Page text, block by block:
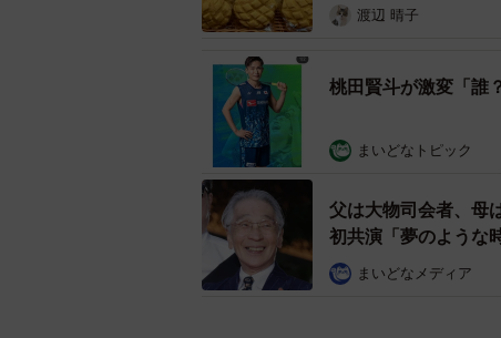
もちろん、持ち寄りに決まりはあり
くるのも自然なことです。平日は仕
けられない事情もあるのでしょう。
ただ、その日は土曜日でした。午前
せめてサンドイッチや総菜パンなど
いか、と感じてしまいました。
毎日忙しいのはみんな同じですし、
渡辺 晴子
桃田賢斗が激変「誰
まいどなトピック
父は大物司会者、母
初共演「夢のような
まいどなメディア